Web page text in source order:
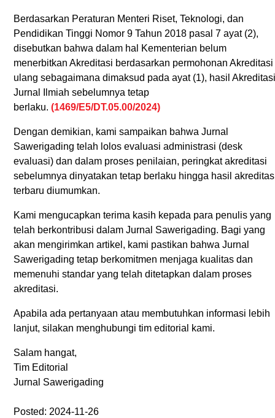
Berdasarkan Peraturan Menteri Riset, Teknologi, dan
Pendidikan Tinggi Nomor 9 Tahun 2018 pasal 7 ayat (2),
disebutkan bahwa dalam hal Kementerian belum
menerbitkan Akreditasi berdasarkan permohonan Akreditasi
ulang sebagaimana dimaksud pada ayat (1), hasil Akreditasi
Jurnal Ilmiah sebelumnya tetap
berlaku. (1469/E5/DT.05.00/2024)
Dengan demikian, kami sampaikan bahwa Jurnal
Sawerigading telah lolos evaluasi administrasi (desk
evaluasi) dan dalam proses penilaian, peringkat akreditasi
sebelumnya dinyatakan tetap berlaku hingga hasil
terbaru diumumkan.
Kami mengucapkan terima kasih kepada para penulis yang
telah berkontribusi dalam Jurnal Sawerigading. Bagi yang
akan mengirimkan artikel, kami pastikan bahwa Jurnal
Sawerigading tetap berkomitmen menjaga kualitas dan
memenuhi standar yang telah ditetapkan dalam proses
akreditasi.
Apabila ada pertanyaan atau membutuhkan informasi lebih
lanjut, silakan menghubungi tim editorial kami.
Salam hangat,
Tim Editorial
Jurnal Sawerigading
Posted: 2024-11-26